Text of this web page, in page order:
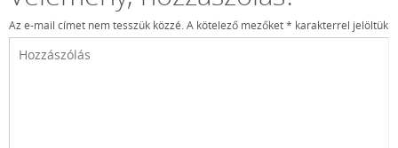
Az e-mail címet nem tesszük közzé.A kötelező mezőket* karakterrel jelöltük